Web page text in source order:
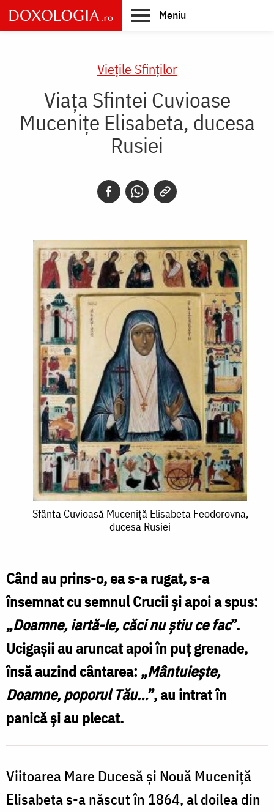
Skip
to
main
Meniu
Vieţile Sfinţilor
Viața Sfintei Cuvioase
Mucenițe Elisabeta, ducesa
Rusiei
Sfânta
Elisabeta
Feodorovna,
ducesa
Rusiei
Sfânta Cuvioasă Muceniță Elisabeta Feodorovna,
ducesa Rusiei
Când au prins-o, ea s-a rugat, s-a
însemnat cu semnul Crucii și apoi a spus:
„Doamne, iartă-le, căci nu știu ce fac”.
Ucigașii au aruncat apoi în puț grenade,
însă auzind cântarea: „Mântuiește,
Doamne, poporul Tău…”, au intrat în
panică și au plecat.
Viitoarea Mare Ducesă și Nouă Muceniță
Elisabeta s-a născut în 1864, al doilea din